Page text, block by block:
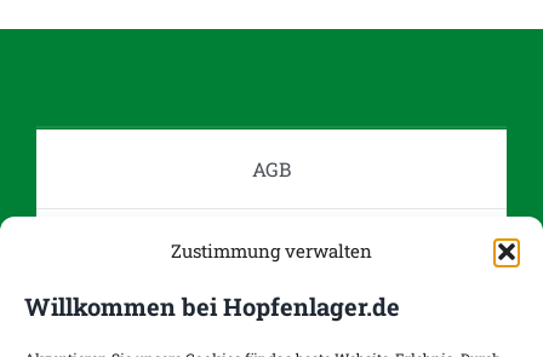
Zustimmung verwalten
Willkommen bei Hopfenlager.de
auf.
können
werden
AGB
Datenschutz
Impressum